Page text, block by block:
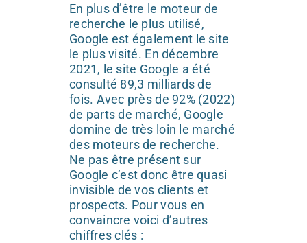
En plus d’être le moteur de
recherche le plus utilisé,
Google est également le site
le plus visité. En décembre
2021, le site Google a été
consulté 89,3 milliards de
fois. Avec près de 92% (2022)
de parts de marché, Google
domine de très loin le marché
des moteurs de recherche.
Ne pas être présent sur
Google c’est donc être quasi
invisible de vos clients et
prospects. Pour vous en
convaincre voici d’autres
chiffres clés :